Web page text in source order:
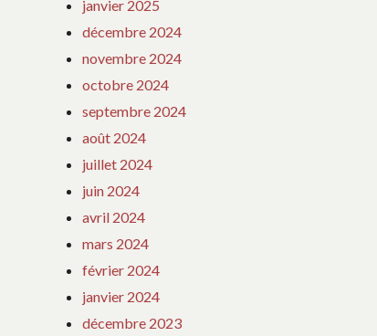
janvier 2025
décembre 2024
novembre 2024
octobre 2024
septembre 2024
août 2024
juillet 2024
juin 2024
avril 2024
mars 2024
février 2024
janvier 2024
décembre 2023